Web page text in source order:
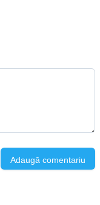
Adaugă comentariu